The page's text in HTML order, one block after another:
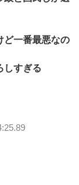
ど一番最悪なの
しすぎる